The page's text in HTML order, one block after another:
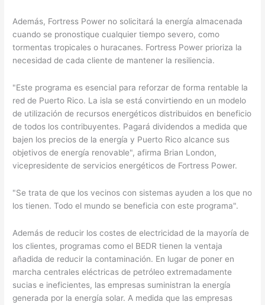
Además, Fortress Power no solicitará la energía almacenada
cuando se pronostique cualquier tiempo severo, como
tormentas tropicales o huracanes. Fortress Power prioriza la
necesidad de cada cliente de mantener la resiliencia.
"Este programa es esencial para reforzar de forma rentable la
red de Puerto Rico. La isla se está convirtiendo en un modelo
de utilización de recursos energéticos distribuidos en beneficio
de todos los contribuyentes. Pagará dividendos a medida que
bajen los precios de la energía y Puerto Rico alcance sus
objetivos de energía renovable", afirma Brian London,
vicepresidente de servicios energéticos de Fortress Power.
"Se trata de que los vecinos con sistemas ayuden a los que no
los tienen. Todo el mundo se beneficia con este programa".
Además de reducir los costes de electricidad de la mayoría de
los clientes, programas como el BEDR tienen la ventaja
añadida de reducir la contaminación. En lugar de poner en
marcha centrales eléctricas de petróleo extremadamente
sucias e ineficientes, las empresas suministran la energía
generada por la energía solar. A medida que las empresas